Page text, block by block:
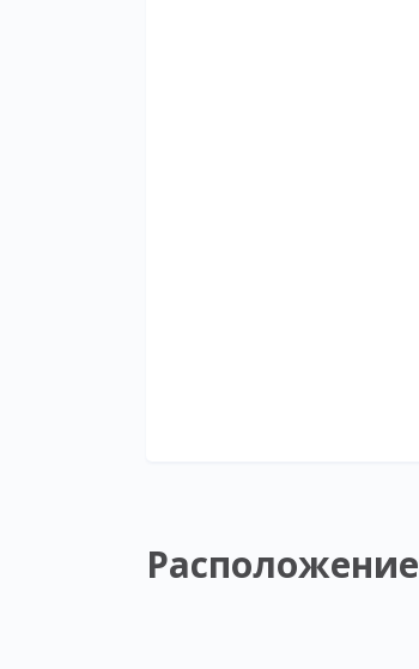
Расположение